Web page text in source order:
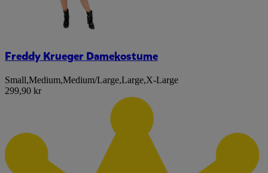
Freddy Krueger Damekostume
Small,Medium,Medium/Large,Large,X-Large
299,90 kr